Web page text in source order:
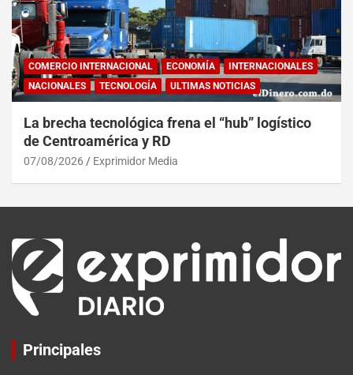
COMERCIO INTERNACIONAL ECONOMÍA
INTERNACIONALES
NACIONALES
TECNOLOGÍA ULTIMAS NOTICIAS
La brecha tecnológica frena el “hub” logístico
de Centroamérica y RD
07/08/2026 Exprimidor Media
Principales